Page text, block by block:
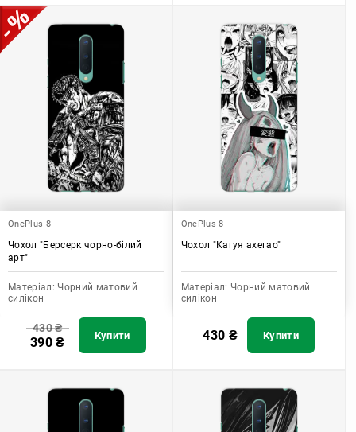
OnePlus 8
Чохол "Берсерк чорно-білий
арт"
Матеріал: Чорний матовий
силікон
430₴
390₴ Купити
OnePlus 8
Чохол "Кагуя ахегао"
Матеріал: Чорний матовий
силікон
430 ₴ Купити